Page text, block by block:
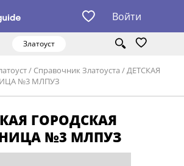
Войти
Златоуст
/ Справочник Златоуста /ДЕТСКАЯ
№3 МЛПУЗ
ГОРОДСКАЯ
№3 МЛПУЗ